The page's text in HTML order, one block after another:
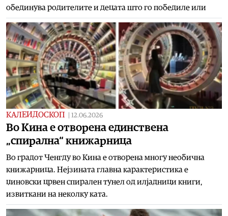
обединува родителите и децата што го победиле или
КАЛЕИДОСКОП 12.06.2026
Во Кина е отворена единствена
„спирална“ книжарница
Во градот Ченгду во Кина е отворена многу необична
книжарница. Нејзината главна карактеристика е
џиновски црвен спирален тунел од илјадници книги,
извиткани на неколку ката.